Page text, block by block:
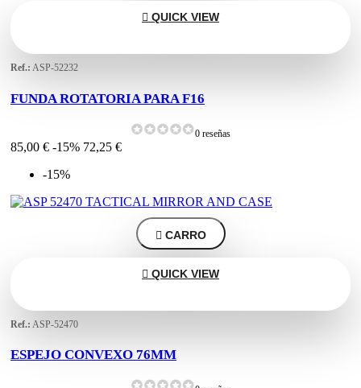
 QUICK VIEW
Ref.: ASP-52232
FUNDA ROTATORIA PARA F16
0 reseñas
85,00 € -15% 72,25 €
-15%
 CARRO
 QUICK VIEW
Ref.: ASP-52470
ESPEJO CONVEXO 76MM